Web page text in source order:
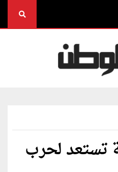
تستعد لحرب